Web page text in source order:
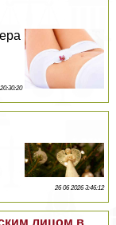
26 06 2026 3:46:12
лицом в